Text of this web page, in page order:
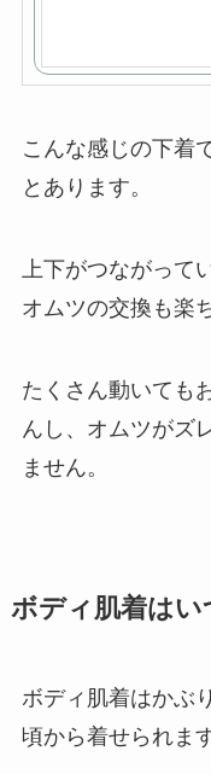
こんな感じの下着
とあります。
上下がつながって
オムツの交換も楽
たくさん動いても
んし、オムツがズ
ません。
ボディ肌着はい
ボディ肌着はかぶ
頃から着せられます